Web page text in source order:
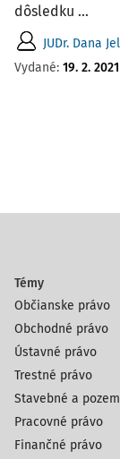
dôsledku ...
JUDr. Dana
Vydané: 19. 2. 2021
Témy
Občianske právo
Obchodné právo
Ústavné právo
Trestné právo
Stavebné a
Pracovné právo
Finančné právo